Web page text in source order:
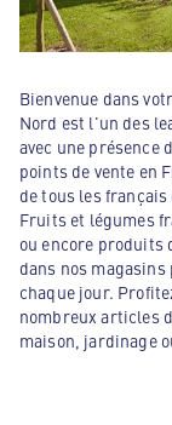
Bienvenue dans
Nord est l'un des
avec une présence
points de vente en
de tous les
Fruits et légumes
ou encore produits
dans nos
chaque jour.
nombreux articles
maison, jardinage